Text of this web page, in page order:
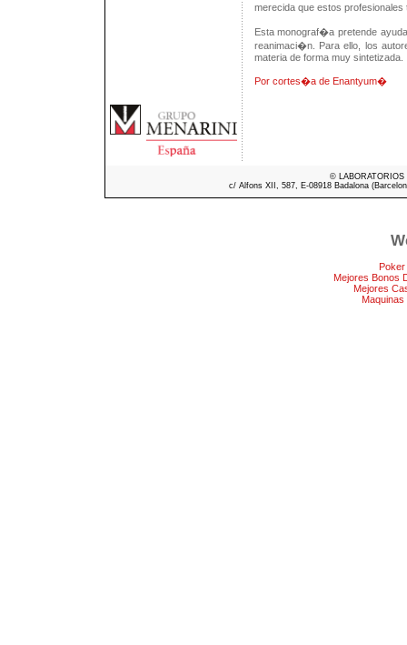
merecida que estos
Esta monograf�a pretende
reanimaci�n. Para ello, los
materia de forma muy sintetizada.
Por cortes�a de Enantyum�
©
c/ Alfons XII, 587, E-08918 Badalona
Mejores Bonos
Mejores